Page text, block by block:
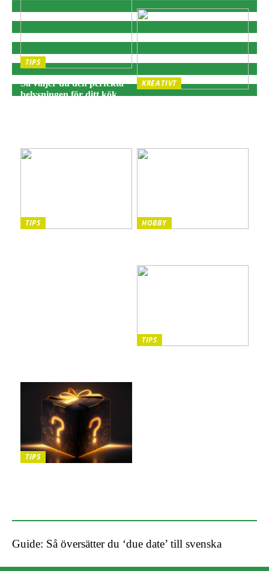
TIPS
Så väljer du den perfekta
belysningen för ditt kök
KREATIVT
TIPS HOBBY
TIPS
TIPS
Guide: Så översätter du ‘due date’ till svenska